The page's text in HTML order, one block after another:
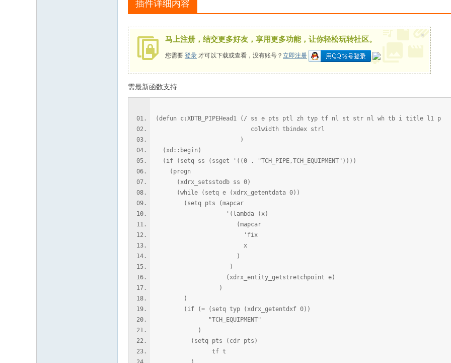
插件详细内容
马上注册，结交更多好友，享用更多功能，让你轻松玩转社区。
您需要 登录 才可以下载或查看，没有账号？ 立即注册
×
需最新函数支持
(defun c:XDTB_PIPEHead1 (/ ss e pts ptl zh typ tf nl st str nl wh tb i title l1 p
colwidth tbindex strl
)
(xd::begin)
(if (setq ss (ssget '((0 . "TCH_PIPE,TCH_EQUIPMENT"))))
(progn
(xdrx_setsstodb ss 0)
(while (setq e (xdrx_getentdata 0))
(setq pts (mapcar
'(lambda (x)
(mapcar
'fix
x
)
)
(xdrx_entity_getstretchpoint e)
)
)
(if (= (setq typ (xdrx_getentdxf 0))
"TCH_EQUIPMENT"
)
(setq pts (cdr pts)
tf t